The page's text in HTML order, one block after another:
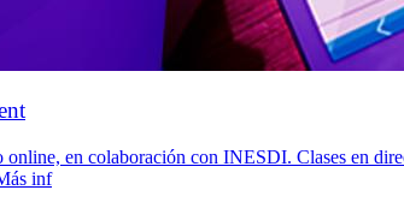
en colaboración con INESDI. Clases en
inf